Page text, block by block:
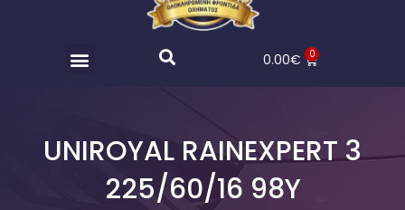
0.00€ 0
UNIROYAL RAINEXPERT 3
225/60/16 98Y